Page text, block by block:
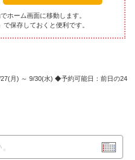
ホーム画面に移動します。
保存しておくと便利です。
月) ～ 9/30(水)
予約可能日：前日の24